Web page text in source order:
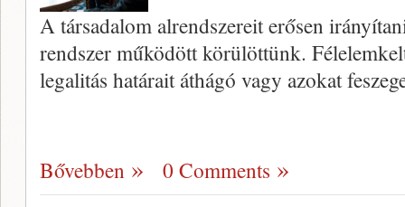
A társadalom alrendszereit erősen
rendszer működött körülöttünk.
legalitás határait áthágó vagy azokat
Bővebben 0 Comments